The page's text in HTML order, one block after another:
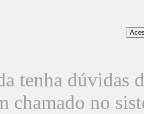
tenha dúvidas
chamado no